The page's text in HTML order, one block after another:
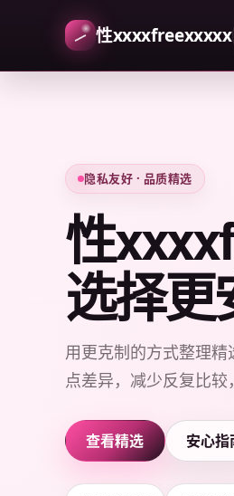
性xxxxfreexxxxx
隐私友好 · 品质精选
性
选择更
用更克制的方式整理
点差异，减少反复比较
查看精选 安心指